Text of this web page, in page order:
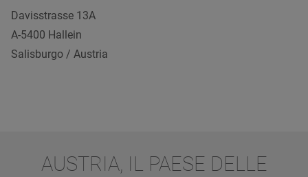
Davisstrasse 13A
A-5400 Hallein
Salisburgo / Austria
AUSTRIA, IL PAESE DELLE